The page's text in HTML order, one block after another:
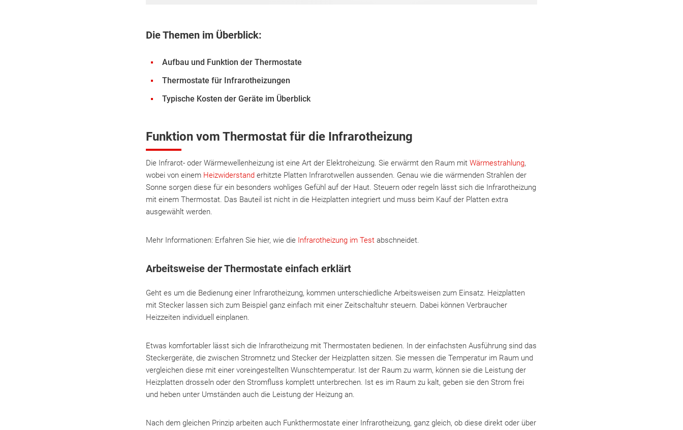
Die Themen im Überblick:
Aufbau und Funktion der Thermostate
Thermostate für Infrarotheizungen
Typische Kosten der Geräte im Überblick
Funktion vom Thermostat für die Infrarotheizung
Die Infrarot- oder Wärmewellenheizung ist eine Art der Elektroheizung. Sie erwärmt den Raum mit Wärmestrahlung,
wobei von einem Heizwiderstand erhitzte Platten Infrarotwellen aussenden. Genau wie die wärmenden Strahlen der
Sonne sorgen diese für ein besonders wohliges Gefühl auf der Haut. Steuern oder regeln lässt sich die Infrarotheizung
mit einem Thermostat. Das Bauteil ist nicht in die Heizplatten integriert und muss beim Kauf der Platten extra
ausgewählt werden.
Mehr Informationen: Erfahren Sie hier, wie die Infrarotheizung im Test abschneidet.
Arbeitsweise der Thermostate einfach erklärt
Geht es um die Bedienung einer Infrarotheizung, kommen unterschiedliche Arbeitsweisen zum Einsatz. Heizplatten
mit Stecker lassen sich zum Beispiel ganz einfach mit einer Zeitschaltuhr steuern. Dabei können Verbraucher
Heizzeiten individuell einplanen.
Etwas komfortabler lässt sich die Infrarotheizung mit Thermostaten bedienen. In der einfachsten Ausführung sind das
Steckergeräte, die zwischen Stromnetz und Stecker der Heizplatten sitzen. Sie messen die Temperatur im Raum und
vergleichen diese mit einer voreingestellten Wunschtemperatur. Ist der Raum zu warm, können sie die Leistung der
Heizplatten drosseln oder den Stromfluss komplett unterbrechen. Ist es im Raum zu kalt, geben sie den Strom frei
und heben unter Umständen auch die Leistung der Heizung an.
Nach dem gleichen Prinzip arbeiten auch Funkthermostate einer Infrarotheizung, ganz gleich, ob diese direkt oder über